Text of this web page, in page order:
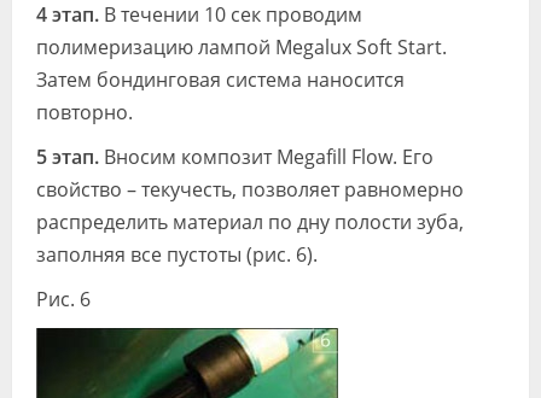
4 этап. В течении 10 сек проводим
полимеризацию лампой Megalux Soft Start.
Затем бондинговая система нано­сится
повторно.
5 этап. Вносим композит Megafill Flow. Его
свойство – текучесть, позволя­ет равномерно
распределить материал по дну полости зуба,
заполняя все пу­стоты (рис. 6).
Рис. 6